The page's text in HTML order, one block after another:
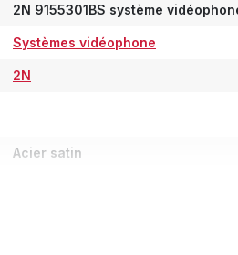
2N 9155301BS système
Systèmes vidéophone
2N
Acier satin